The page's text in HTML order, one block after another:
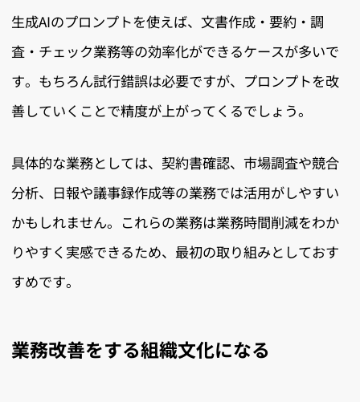
生成AIのプロンプトを使えば、文書作成・要約・調
査・チェック業務等の効率化ができるケースが多いで
す。もちろん試行錯誤は必要ですが、プロンプトを改
善していくことで精度が上がってくるでしょう。
具体的な業務としては、契約書確認、市場調査や競合
分析、日報や議事録作成等の業務では活用がしやすい
かもしれません。これらの業務は業務時間削減をわか
りやすく実感できるため、最初の取り組みとしておす
すめです。
業務改善をする組織文化になる